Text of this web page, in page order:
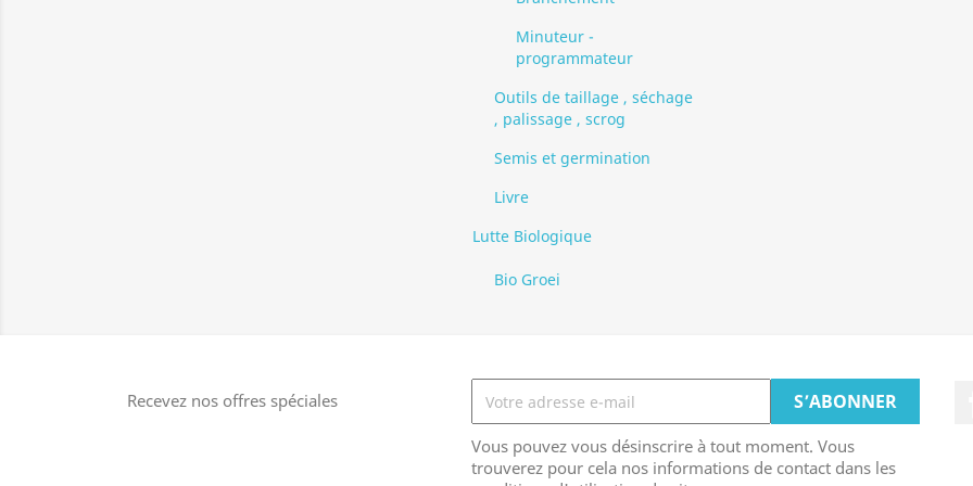
Minuteur -
programmateur
Outils de taillage , séchage
, palissage , scrog
Semis et germination
Livre
Lutte Biologique
Bio Groei
Recevez nos offres spéciales
Vous pouvez vous désinscrire à tout moment. Vous
trouverez pour cela nos informations de contact dans les